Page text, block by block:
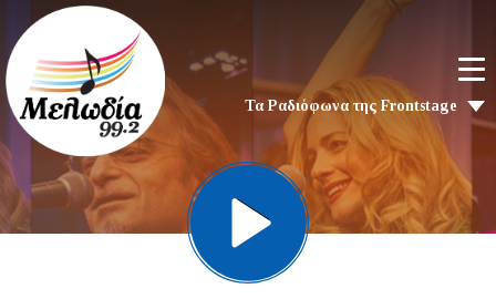
Τα Ραδιόφωνα της Frontstage